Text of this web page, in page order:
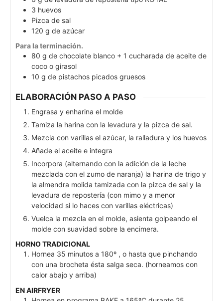
3 huevos
Pizca de sal
120 g de azúcar
Para la terminación.
80 g de chocolate blanco + 1 cucharada de aceite de
coco o girasol
10 g de pistachos picados gruesos
ELABORACIÓN PASO A PASO
Engrasa y enharina el molde
Tamiza la harina con la levadura y la pizca de sal.
Mezcla con varillas el azúcar, la ralladura y los huevos
Añade el aceite e integra
Incorpora (alternando con la adición de la leche
mezclada con el zumo de naranja) la harina de trigo y
la almendra molida tamizada con la pizca de sal y la
levadura de repostería (con mimo y a menor
velocidad si lo haces con varillas eléctricas)
Vuelca la mezcla en el molde, asienta golpeando el
molde con suavidad sobre la encimera.
HORNO TRADICIONAL
Hornea 35 minutos a 180º , o hasta que pinchando
con una brocheta ésta salga seca. (horneamos con
calor abajo y arriba)
EN AIRFRYER